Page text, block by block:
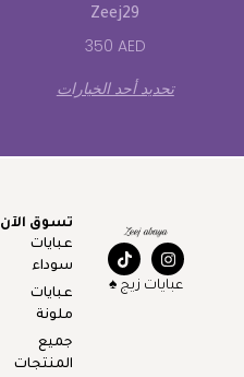
Zeej29
350 AED
تحديد أحد الخيارات
عبايات زيج ♠️
تسوق الآن
عبايات
سوداء
عبايات
ملونة
جميع
المنتجات